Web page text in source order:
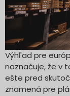
Výhľad pre
naznačuje, že v
ešte pred
znamená pre